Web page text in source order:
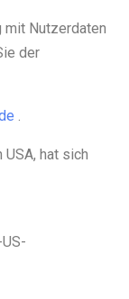
mit Nutzerdaten
der
.
hat sich